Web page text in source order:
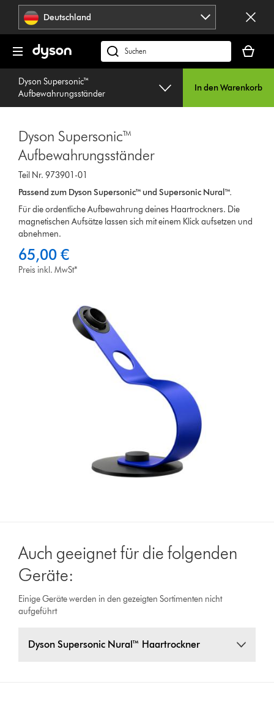
Navigation
überspringenDeutschland
dyson.de
durchsuchen
ist
Dyson Supersonic™
Aufbewahrungsständer
In den Warenkorb
Dyson Supersonic™
Aufbewahrungsständer
Teil Nr. 973901-01
Passend zum Dyson Supersonic™ und Supersonic Nural™.
Für die ordentliche Aufbewahrung deines Haartrockners. Die
magnetischen Aufsätze lassen sich mit einem Klick aufsetzen und
abnehmen.
65,00 €
Preis inkl. MwSt*
Auch geeignet für die folgenden
Geräte:
Einige Geräte werden in den gezeigten Sortimenten nicht
aufgeführt
Dyson Supersonic Nural™ Haartrockner